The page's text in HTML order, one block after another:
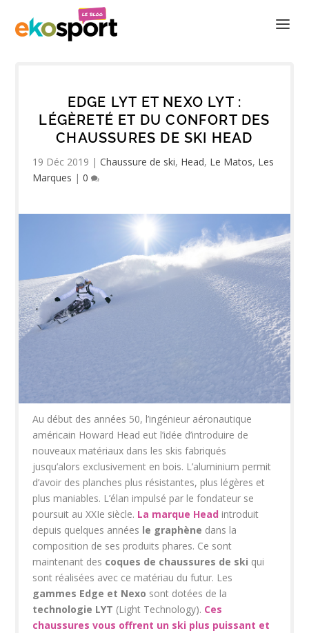
EDGE LYT ET NEXO LYT :
LÉGÈRETÉ ET DU CONFORT DES
CHAUSSURES DE SKI HEAD
19 Déc 2019 |Chaussure de ski, Head, Le Matos, Les
Marques |0
Au début des années 50, l’ingénieur aéronautique
américain Howard Head eut l’idée d’introduire de
nouveaux matériaux dans les skis fabriqués
jusqu’alors exclusivement en bois. L’aluminium permit
d’avoir des planches plus résistantes, plus légères et
plus maniables. L’élan impulsé par le fondateur se
poursuit au XXIe siècle. La marque Head introduit
depuis quelques années le graphène dans la
composition de ses produits phares. Ce sont
maintenant des coques de chaussures de ski qui
sont réalisées avec ce matériau du futur. Les
gammes Edge et Nexo sont dotées de la
technologie LYT (Light Technology). Ces
chaussures vous offrent un ski plus puissant et